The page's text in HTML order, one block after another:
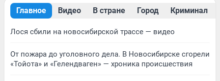
Главное Видео В стране Город Криминал
Лося сбили на новосибирской трассе — видео
От пожара до уголовного дела. В Новосибирске сгорели
«Тойота» и «Гелендваген» — хроника происшествия